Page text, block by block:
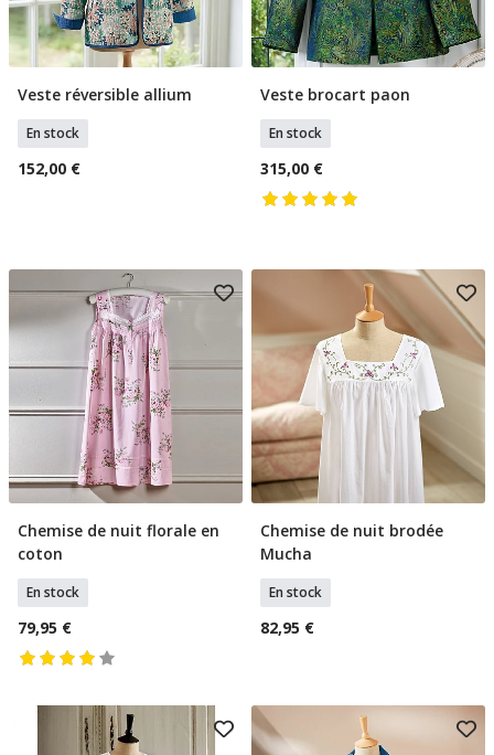
Sélectionner Tailles
Veste réversible allium
En stock
152,00 €
Sélectionner Taille
Veste brocart paon
En stock
315,00 €
Sélectionner Taille
Chemise de nuit florale en
coton
En stock
79,95 €
Sélectionner Tailles
Chemise de nuit brodée
Mucha
En stock
82,95 €